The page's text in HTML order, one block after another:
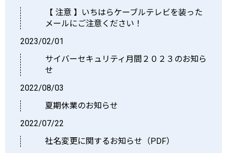
【 注意 】いちはらケーブルテレビを装った
メールにご注意ください！
2023/02/01
サイバーセキュリティ月間２０２３のお知ら
せ
2022/08/03
夏期休業のお知らせ
2022/07/22
社名変更に関するお知らせ（PDF）